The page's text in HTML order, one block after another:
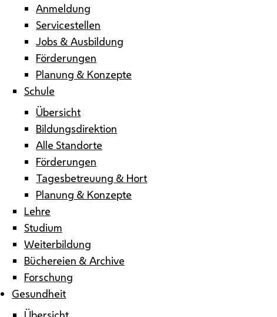
Anmeldung
Servicestellen
Jobs & Ausbildung
Förderungen
Planung & Konzepte
Schule
Übersicht
Bildungsdirektion
Alle Standorte
Förderungen
Tagesbetreuung & Hort
Planung & Konzepte
Lehre
Studium
Weiterbildung
Büchereien & Archive
Forschung
Gesundheit